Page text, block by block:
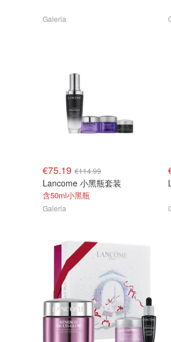
Galeria
€75.19 €114.99
Lancome 小黑瓶套装
含50ml小黑瓶
Galeria